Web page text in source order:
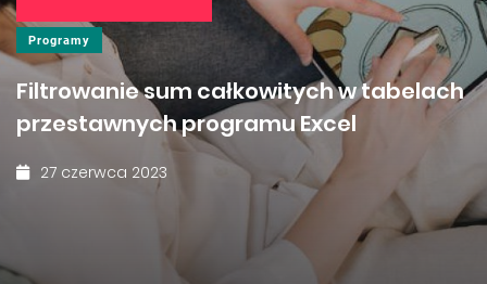
Programy
Filtrowanie sum całkowitych w tabelach
przestawnych programu Excel
27 czerwca 2023